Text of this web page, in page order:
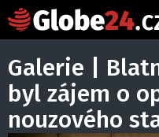
Galerie |
byl zájem o
nouzového